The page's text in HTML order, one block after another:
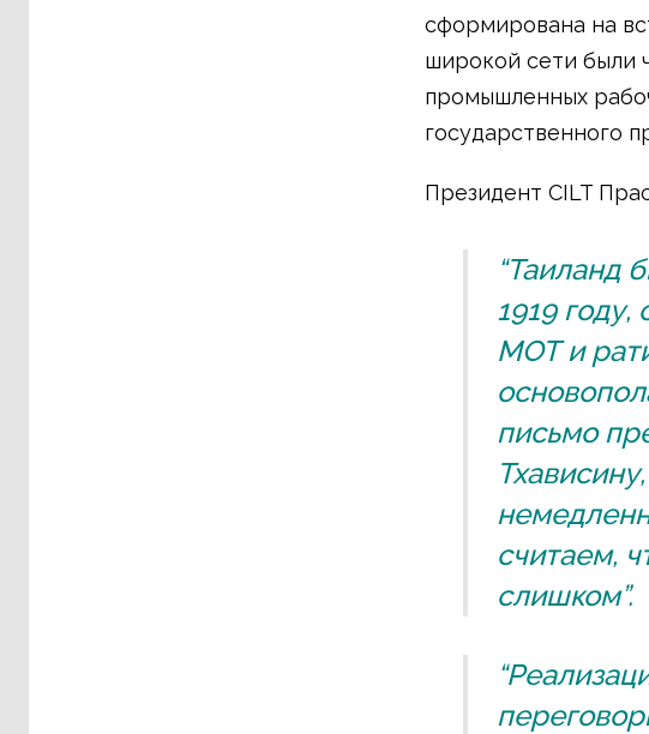
сформирована на
широкой сети были
промышленных
государственного
Президент CILT
“Таиланд
1919
МОТ и
письмо
считаем,
слишком”.